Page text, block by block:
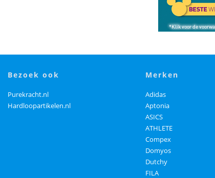
bezoek ook
Purekracht.nl
Hardloopartikelen.nl
merken
Adidas
Aptonia
ASICS
ATHLETE
Compex
Domyos
Dutchy
FILA